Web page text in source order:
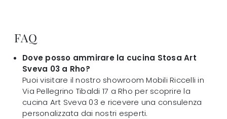
FAQ
Dove posso ammirare la cucina Stosa Art
Sveva 03 a Rho?
Puoi visitare il nostro showroom Mobili Riccelli in
Via Pellegrino Tibaldi 17 a Rho per scoprire la
cucina Art Sveva 03 e ricevere una consulenza
personalizzata dai nostri esperti.